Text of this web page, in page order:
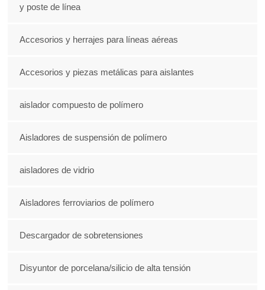
y poste de línea
Accesorios y herrajes para líneas aéreas
Accesorios y piezas metálicas para aislantes
aislador compuesto de polímero
Aisladores de suspensión de polímero
aisladores de vidrio
Aisladores ferroviarios de polímero
Descargador de sobretensiones
Disyuntor de porcelana/silicio de alta tensión